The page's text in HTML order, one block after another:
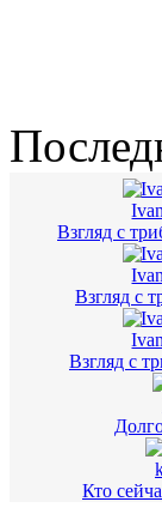
Взгляд с
Взгляд с
Взгляд с
Кто